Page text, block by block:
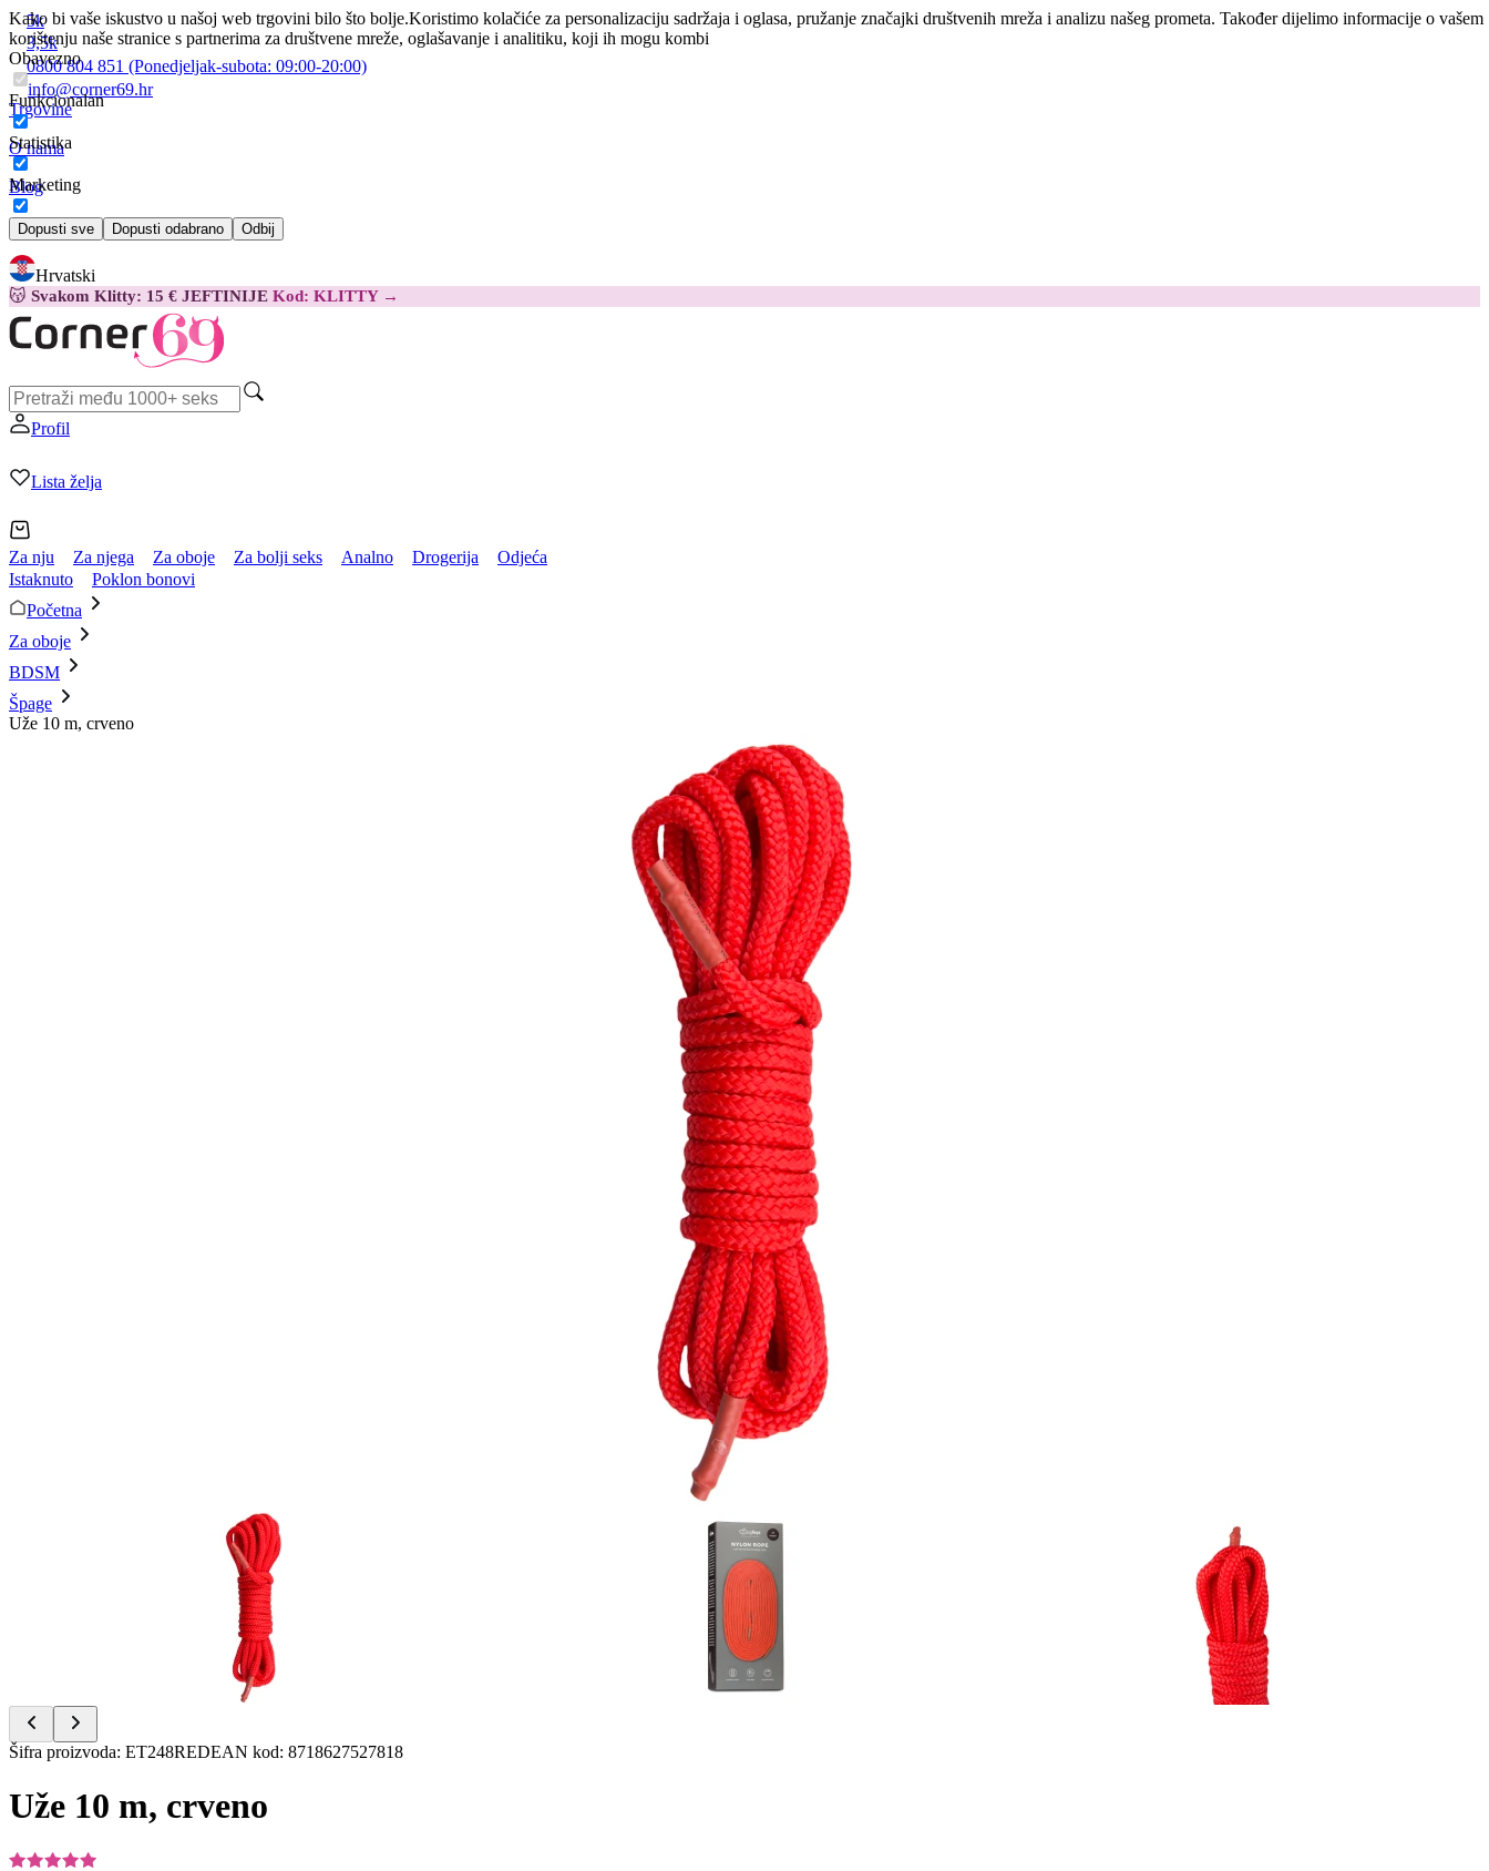
Kako bi vaše iskustvo u našoj web trgovini bilo što bolje.Koristimo kolačiće za personalizaciju sadržaja i oglasa, pružanje značajki društvenih mreža i analizu našeg prometa. Također dijelimo informacije o vašem
korištenju naše stranice s partnerima za društvene mreže, oglašavanje i analitiku, koji ih mogu kombi
Obavezno
Funkcionalan
Statistika
Marketing
Dopusti sve Dopusti odabrano Odbij
5k
3,5k
0800 804 851 (Ponedjeljak-subota: 09:00-20:00)
info@corner69.hr
Trgovine
O nama
Blog
Kontakt
Hrvatski
😽 Svakom Klitty: 15 € JEFTINIJE Kod: KLITTY →
Profil
Lista želja
Za nju Za njega Za oboje Za bolji seks Analno Drogerija
Odjeća
Istaknuto
Poklon bonovi
Početna
Za oboje
BDSM
Špage
Uže 10 m, crveno
Item
of
4
Šifra proizvoda: ET248REDEAN kod: 8718627527818
Uže 10 m, crveno